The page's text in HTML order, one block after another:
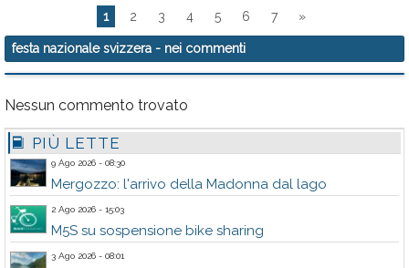
1 2 3 4 5 6 7 »
festa nazionale svizzera - nei commenti
Nessun commento trovato
PIÙ LETTE
9 Ago 2026 - 08:30
Mergozzo: l'arrivo della Madonna dal lago
2 Ago 2026 - 15:03
M5S su sospensione bike sharing
3 Ago 2026 - 08:01